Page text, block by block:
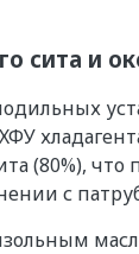
сита и
(80%),
с